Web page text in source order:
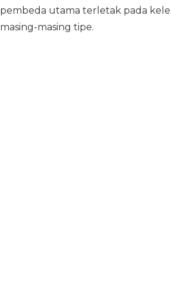
pembeda utama terletak pada
masing-masing tipe.